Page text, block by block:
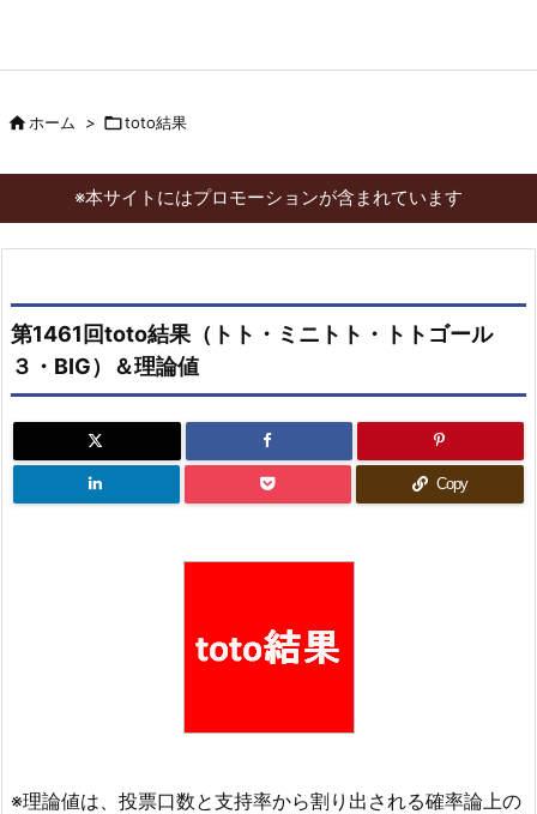
ホーム > toto結果
※本サイトにはプロモーションが含まれています
第1461回toto結果（トト・ミニトト・トトゴール
３・BIG）＆理論値
Copy
※理論値は、投票口数と支持率から割り出される確率論上の